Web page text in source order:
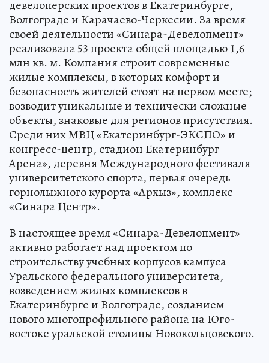
девелоперских проектов в Екатеринбурге,
Волгограде и Карачаево-Черкесии. За время
своей деятельности «Синара-Девелопмент»
реализовала 53 проекта общей площадью 1,6
млн кв. м. Компания строит современные
жилые комплексы, в которых комфорт и
безопасность жителей стоят на первом месте;
возводит уникальные и технически сложные
объекты, знаковые для регионов присутствия.
Среди них МВЦ «Екатеринбург-ЭКСПО» и
конгресс-центр, стадион Екатеринбург
Арена», деревня Международного фестиваля
университетского спорта, первая очередь
горнолыжного курорта «Архыз», комплекс
«Синара Центр».
В настоящее время «Синара-Девелопмент»
активно работает над проектом по
строительству учебных корпусов кампуса
Уральского федерального университета,
возведением жилых комплексов в
Екатеринбурге и Волгограде, созданием
нового многопрофильного района на Юго-
востоке уральской столицы Новокольцовского.